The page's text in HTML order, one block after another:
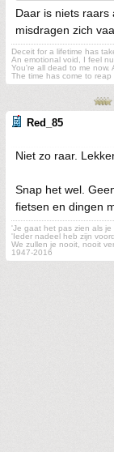
Daar is niets raars
misdragen zich
Deceit for a lifetime has
An emotional void, I feel
You're all dead to me now.
The time has come to reap
Red_85
Niet zo raar.
Snap het wel.
fietsen en dingen
'Je gaat het pas zien als
'Ieder nadeel heb zijn
We zullen je nooit, nooit
1947-2016